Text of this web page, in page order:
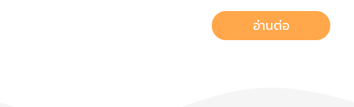
อ่านต่อ